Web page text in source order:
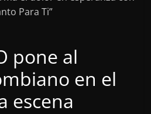
pone al
en el
escena